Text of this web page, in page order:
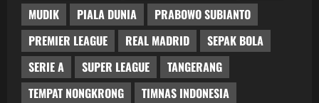
MUDIK
PIALA DUNIA
PRABOWO SUBIANTO
PREMIER LEAGUE
REAL MADRID
SEPAK BOLA
SERIE A
SUPER LEAGUE
TANGERANG
TEMPAT NONGKRONG
TIMNAS INDONESIA